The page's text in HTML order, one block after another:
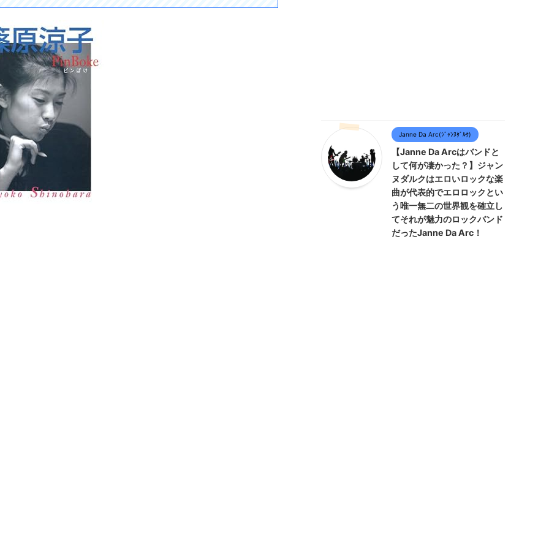
Janne Da Arc(ｼﾞｬﾝﾇﾀﾞﾙｸ)
【Janne Da Arcはバンドと
して何が凄かった？】ジャン
ヌダルクはエロいロックな楽
曲が代表的でエロロックとい
う唯一無二の世界観を確立し
てそれが魅力のロックバンド
だったJanne Da Arc！